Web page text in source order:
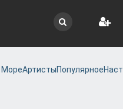
МореАртистыПопулярное